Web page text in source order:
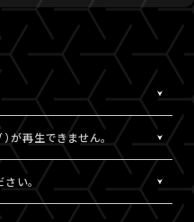
い。
が再生できません。
環境でも再生できない場合はこち
い。
ら
でご紹介しております。